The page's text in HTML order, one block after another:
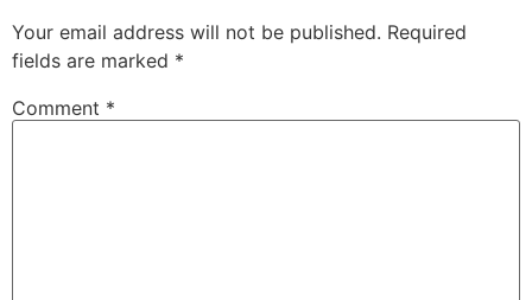
Your email address will not be published. Required
fields are marked *
Comment *